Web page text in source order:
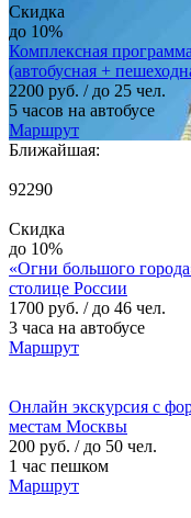
Скидка
до 10%
Комплексная
(автобусная +
2200 руб. / до 25 чел.
5 часов на автобусе
Маршрут
Ближайшая:
92290
Скидка
до 10%
«Огни большого
столице России
1700 руб. / до 46 чел.
3 часа на автобусе
Маршрут
Онлайн экскурсия с
местам Москвы
200 руб. / до 50 чел.
1 час пешком
Маршрут